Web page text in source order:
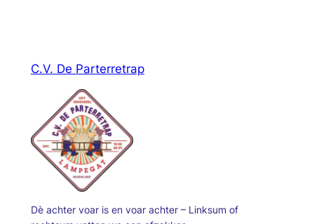
C.V. De Parterretrap
Dè achter voar is en voar achter – Linksum of